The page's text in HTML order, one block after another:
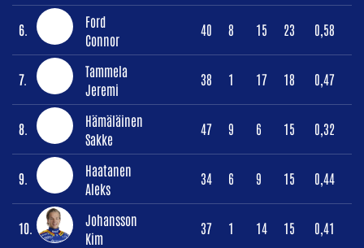
6.
Ford
Connor
40 8 15 23 0,58
7.
Tammela
Jeremi
38 1 17 18 0,47
8.
Hämäläinen
Sakke
47 9 6 15 0,32
9.
Haatanen
Aleks
34 6 9 15 0,44
10.
Johansson
Kim
37 1 14 15 0,41